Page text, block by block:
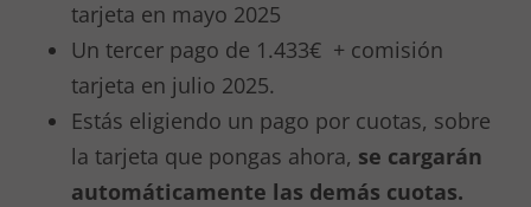
tarjeta en mayo 2025
Un tercer pago de 1.433€ + comisión
tarjeta en julio 2025.
Estás eligiendo un pago por cuotas, sobre
la tarjeta que pongas ahora, se cargarán
automáticamente las demás cuotas.